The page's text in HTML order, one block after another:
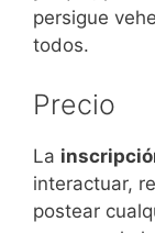
persigue
todos.
Precio
La
interactuar,
postear